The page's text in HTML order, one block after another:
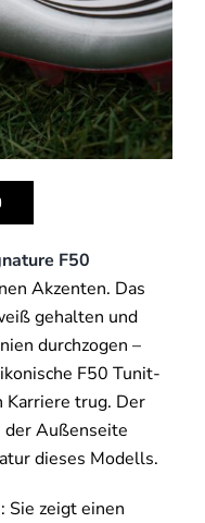
F50
Akzenten. Das
gehalten und
durchzogen –
F50 Tunit-
Karriere trug. Der
der Außenseite
dieses Modells.
Sie zeigt einen